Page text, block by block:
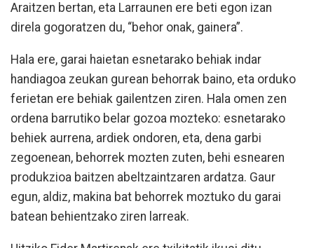
Araitzen bertan, eta Larraunen ere beti egon izan
direla gogoratzen du, “behor onak, gainera”.
Hala ere, garai haietan esnetarako behiak indar
handiagoa zeukan gurean behorrak baino, eta orduko
ferietan ere behiak gailentzen ziren. Hala omen zen
ordena barrutiko belar gozoa mozteko: esnetarako
behiek aurrena, ardiek ondoren, eta, dena garbi
zegoenean, behorrek mozten zuten, behi esnearen
produkzioa baitzen abeltzaintzaren ardatza. Gaur
egun, aldiz, makina bat behorrek moztuko du garai
batean behientzako ziren larreak.